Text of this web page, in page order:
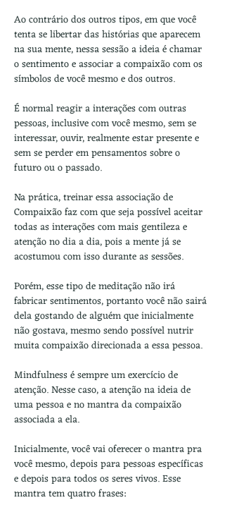
Ao contrário dos outros tipos, em que você
tenta se libertar das histórias que aparecem
na sua mente, nessa sessão a ideia é chamar
o sentimento e associar a compaixão com os
símbolos de você mesmo e dos outros.
É normal reagir a interações com outras
pessoas, inclusive com você mesmo, sem se
interessar, ouvir, realmente estar presente e
sem se perder em pensamentos sobre o
futuro ou o passado.
Na prática, treinar essa associação de
Compaixão faz com que seja possível aceitar
todas as interações com mais gentileza e
atenção no dia a dia, pois a mente já se
acostumou com isso durante as sessões.
Porém, esse tipo de meditação não irá
fabricar sentimentos, portanto você não sairá
dela gostando de alguém que inicialmente
não gostava, mesmo sendo possível nutrir
muita compaixão direcionada a essa pessoa.
Mindfulness é sempre um exercício de
atenção. Nesse caso, a atenção na ideia de
uma pessoa e no mantra da compaixão
associada a ela.
Inicialmente, você vai oferecer o mantra pra
você mesmo, depois para pessoas específicas
e depois para todos os seres vivos. Esse
mantra tem quatro frases: